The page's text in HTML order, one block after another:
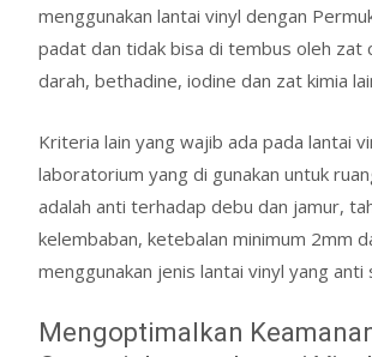
menggunakan lantai vinyl dengan
padat dan tidak bisa di tembus oleh zat
darah, bethadine, iodine dan zat kimia
Kriteria lain yang wajib ada pada lantai
laboratorium yang di gunakan untuk
adalah anti terhadap debu dan jamur,
kelembaban, ketebalan minimum 2mm
menggunakan jenis lantai vinyl yang anti
Mengoptimalkan